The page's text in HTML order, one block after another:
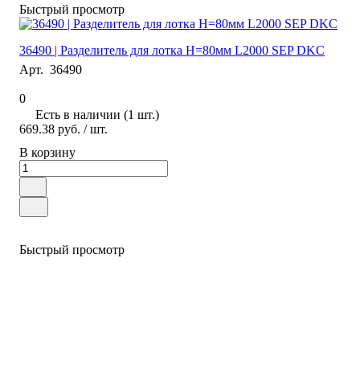
Быстрый просмотр
36490 | Разделитель для лотка H=80мм L2000 SEP DKC
Арт. 36490
0
Есть в наличии (1 шт.)
669.38 руб. / шт.
В корзину
Быстрый просмотр